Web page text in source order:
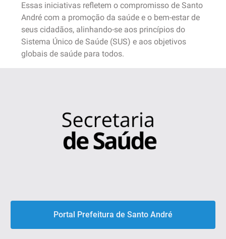
Essas iniciativas refletem o compromisso de Santo
André com a promoção da saúde e o bem-estar de
seus cidadãos, alinhando-se aos princípios do
Sistema Único de Saúde (SUS) e aos objetivos
globais de saúde para todos.
Portal Prefeitura de Santo André